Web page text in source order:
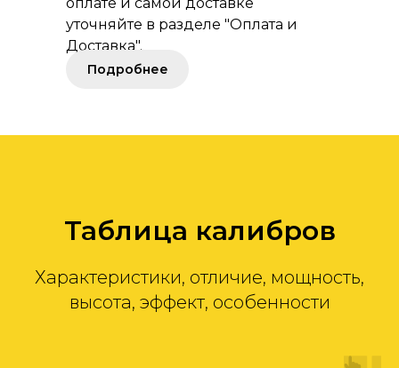
уточняйте в разделе "Оплата и
Доставка".
Подробнее
Таблица калибров
Характеристики, отличие, мощность,
высота, эффект, особенности